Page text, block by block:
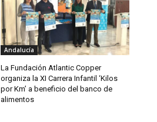
Andalucía
La Fundación Atlantic Copper
organiza la XI Carrera Infantil ‘Kilos
por Km’ a beneficio del banco de
alimentos